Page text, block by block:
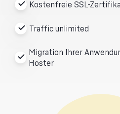
Kostenfreie SSL-
Traffic unlimited
Migration Ihrer
Hoster